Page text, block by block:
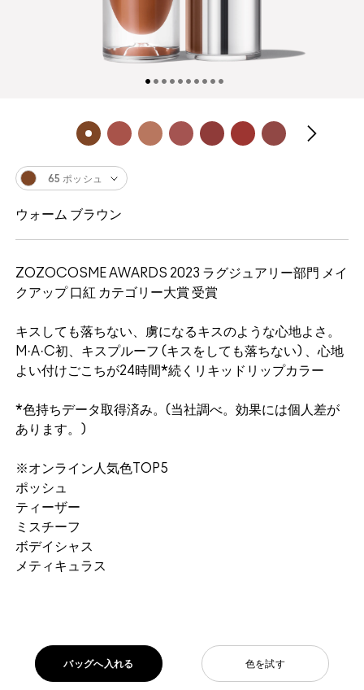
ZOZOCOSME AWARDS 2023​ ラグジュアリー部門 メイ
クアップ 口紅 カテゴリー大賞​ 受賞
キスしても落ちない、虜になるキスのような心地よさ。
M·A·C初、キスプルーフ (キスをしても落ちない) 、心地
よい付けごこちが24時間*続くリキッドリップカラー
*色持ちデータ取得済み。(当社調べ。効果には個人差が
あります。)
※オンライン人気色TOP5
ポッシュ
ティーザー
ミスチーフ
ボデイシャス
メティキュラス
65 ポッシュ
ウォーム ブラウン
色を試す
バッグへ入れる